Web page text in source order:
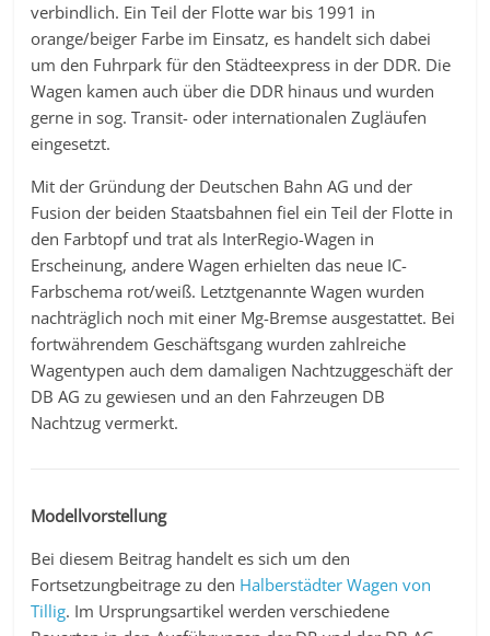
verbindlich. Ein Teil der Flotte war bis 1991 in
orange/beiger Farbe im Einsatz, es handelt sich dabei
um den Fuhrpark für den Städteexpress in der DDR. Die
Wagen kamen auch über die DDR hinaus und wurden
gerne in sog. Transit- oder internationalen Zugläufen
eingesetzt.
Mit der Gründung der Deutschen Bahn AG und der
Fusion der beiden Staatsbahnen fiel ein Teil der Flotte in
den Farbtopf und trat als InterRegio-Wagen in
Erscheinung, andere Wagen erhielten das neue IC-
Farbschema rot/weiß. Letztgenannte Wagen wurden
nachträglich noch mit einer Mg-Bremse ausgestattet. Bei
fortwährendem Geschäftsgang wurden zahlreiche
Wagentypen auch dem damaligen Nachtzuggeschäft der
DB AG zu gewiesen und an den Fahrzeugen DB
Nachtzug vermerkt.
Modellvorstellung
Bei diesem Beitrag handelt es sich um den
Fortsetzungbeitrage zu den Halberstädter Wagen von
Tillig. Im Ursprungsartikel werden verschiedene